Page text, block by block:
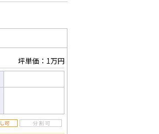
坪単価：1万円